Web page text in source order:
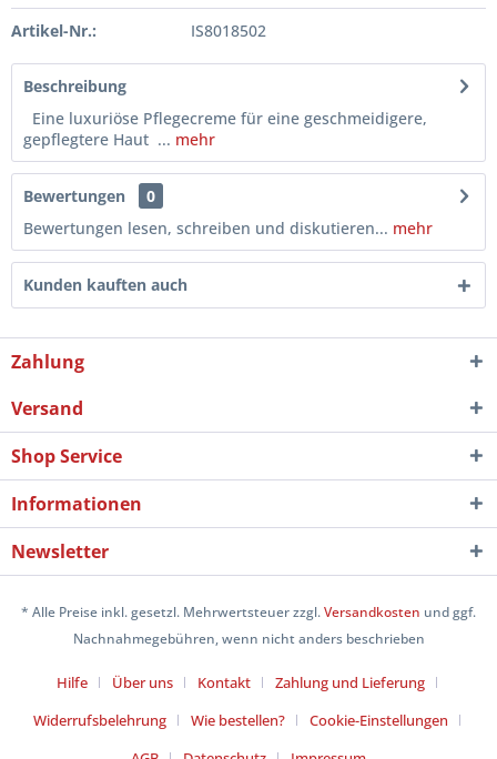
Artikel-Nr.: IS8018502
Beschreibung
Eine luxuriöse Pflegecreme für eine geschmeidigere,
gepflegtere Haut ... mehr
Bewertungen
0
Bewertungen lesen, schreiben und diskutieren... mehr
Kunden kauften auch
Zahlung
Versand
Shop Service
Informationen
Newsletter
* Alle Preise inkl. gesetzl. Mehrwertsteuer zzgl.Versandkosten und ggf.
Nachnahmegebühren, wenn nicht anders beschrieben
Hilfe Über uns Kontakt
Zahlung und Lieferung
Widerrufsbelehrung
Wie bestellen?
Cookie-Einstellungen